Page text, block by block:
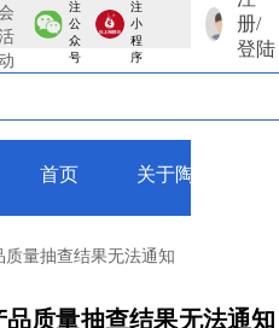
注
公
众
号
注
小
程
序
册/
登陆
首页 关于陶博会
量抽查结果无法通知
质量抽查结果无法通知